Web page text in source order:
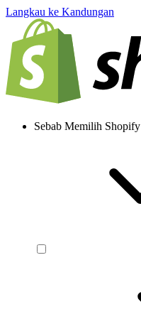
Langkau ke Kandungan
Sebab Memilih Shopify